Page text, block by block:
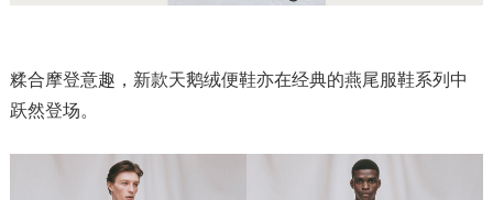
糅合摩登意趣，新款天鹅绒便鞋亦在经典的燕尾服鞋系列中
跃然登场。